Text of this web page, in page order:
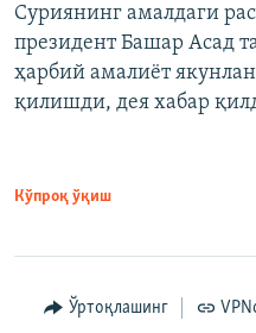
Суриянинг амалдаги
президент Башар Асад
ҳарбий амалиёт
қилишди, дея хабар
Кўпроқ ўқиш
Ўртоқлашинг